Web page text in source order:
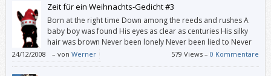
Zeit für ein Weihnachts-Gedicht #3
Born at the right time Down among the reeds and rushes A
baby boy was found His eyes as clear as centuries His silky
hair was brown Never been lonely Never been lied to Never
had to scuffle in fear Nothing denied to Born at the instant
The church bells chime And the whole world […]
24/12/2008 – von Werner 579 Views –0 Kommentare